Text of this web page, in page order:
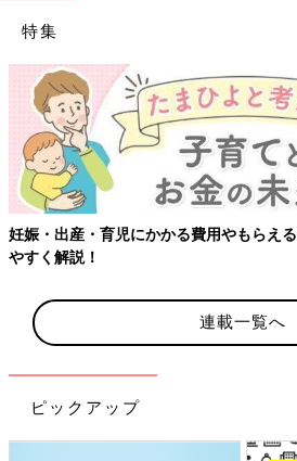
特集
妊娠・出産・育児にかかる費用やもらえ
やすく解説！
連載一覧へ
ピックアップ